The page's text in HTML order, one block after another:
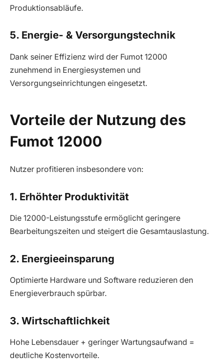
Produktionsabläufe.
5. Energie- & Versorgungstechnik
Dank seiner Effizienz wird der Fumot 12000
zunehmend in Energiesystemen und
Versorgungseinrichtungen eingesetzt.
Vorteile der Nutzung des
Fumot 12000
Nutzer profitieren insbesondere von:
1. Erhöhter Produktivität
Die 12000-Leistungsstufe ermöglicht geringere
Bearbeitungszeiten und steigert die Gesamtauslastung.
2. Energieeinsparung
Optimierte Hardware und Software reduzieren den
Energieverbrauch spürbar.
3. Wirtschaftlichkeit
Hohe Lebensdauer + geringer Wartungsaufwand =
deutliche Kostenvorteile.